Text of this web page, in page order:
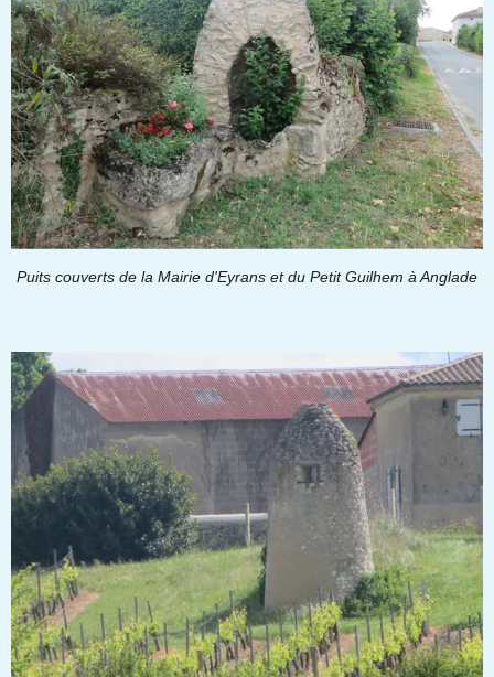
Puits couverts de la Mairie d'Eyrans et du Petit Guilhem à Anglade